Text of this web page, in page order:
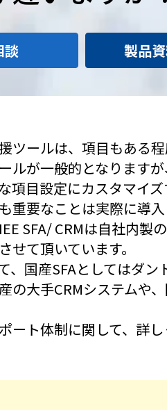
談 製品
ツールは、項目もある
ルが一般的となります
項目設定にカスタマイズ
重要なことは実際に導
SFA/ CRMは自社内
せて頂いています。
、国産SFAとしてはダン
の大手CRMシステムや
ート体制に関して、詳